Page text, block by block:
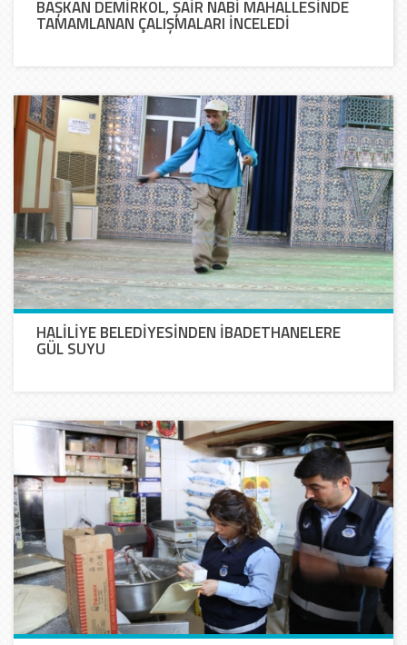
BAŞKAN DEMİRKOL, ŞAİR NABİ MAHALLESİNDE
TAMAMLANAN ÇALIŞMALARI İNCELEDİ
HALİLİYE BELEDİYESİNDEN İBADETHANELERE
GÜL SUYU